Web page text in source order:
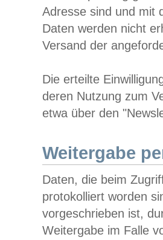
Adresse sind und mit
Daten werden nicht
Versand der
Die erteilte
deren Nutzung zum
etwa über den
Weitergabe
Daten, die beim
protokolliert worden
vorgeschrieben ist,
Weitergabe im Falle